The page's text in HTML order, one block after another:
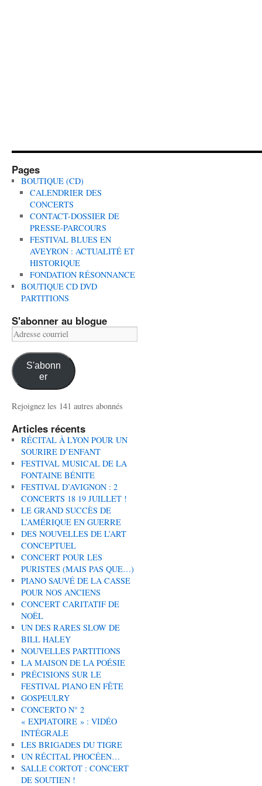
Pages
BOUTIQUE (CD)
CALENDRIER DES
CONCERTS
CONTACT-DOSSIER DE
PRESSE-PARCOURS
FESTIVAL BLUES EN
AVEYRON : ACTUALITÉ ET
HISTORIQUE
FONDATION RÉSONNANCE
BOUTIQUE CD DVD
PARTITIONS
S'abonner au blogue
Adresse
courriel
S'abonn
er
Rejoignez les 141 autres abonnés
Articles récents
RÉCITAL À LYON POUR UN
SOURIRE D’ENFANT
FESTIVAL MUSICAL DE LA
FONTAINE BÉNITE
FESTIVAL D’AVIGNON : 2
CONCERTS 18 19 JUILLET !
LE GRAND SUCCÈS DE
L’AMÉRIQUE EN GUERRE
DES NOUVELLES DE L’ART
CONCEPTUEL
CONCERT POUR LES
PURISTES (MAIS PAS QUE…)
PIANO SAUVÉ DE LA CASSE
POUR NOS ANCIENS
CONCERT CARITATIF DE
NOËL
UN DES RARES SLOW DE
BILL HALEY
NOUVELLES PARTITIONS
LA MAISON DE LA POÉSIE
PRÉCISIONS SUR LE
FESTIVAL PIANO EN FÊTE
GOSPEULRY
CONCERTO N° 2
« EXPIATOIRE » : VIDÉO
INTÉGRALE
LES BRIGADES DU TIGRE
UN RÉCITAL PHOCÉEN…
SALLE CORTOT : CONCERT
DE SOUTIEN !